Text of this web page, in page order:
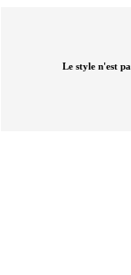
Le style n'est